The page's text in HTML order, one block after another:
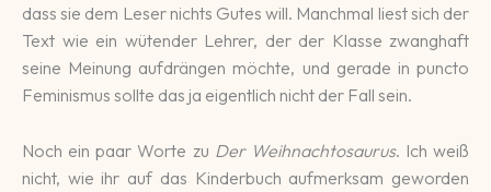
dass sie dem Leser nichts Gu­tes will. Manch­mal liest sich der
Text wie ein wü­ten­der Lehrer, der der Klasse zwang­haft
seine Mei­nung auf­drän­gen möchte, und gerade in puncto
Fe­minis­mus sollte das ja eigent­lich nicht der Fall sein.
Noch ein paar Worte zu Der Weih­nachto­saurus. Ich weiß
nicht, wie ihr auf das Kin­der­buch auf­merk­sam ge­wor­den